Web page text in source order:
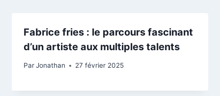
Fabrice fries : le parcours fascinant
d’un artiste aux multiples talents
ParJonathan 27 février 2025